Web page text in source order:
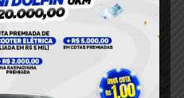
Próximo
Delegado Thaison Brasil